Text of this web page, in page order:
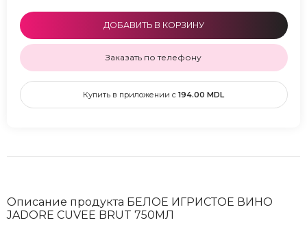
ДОБАВИТЬ В КОРЗИНУ
Заказать по телефону
Купить в приложении с 194.00 MDL
Описание продукта БЕЛОЕ ИГРИСТОЕ ВИНО
JADORE CUVEE BRUT 750МЛ